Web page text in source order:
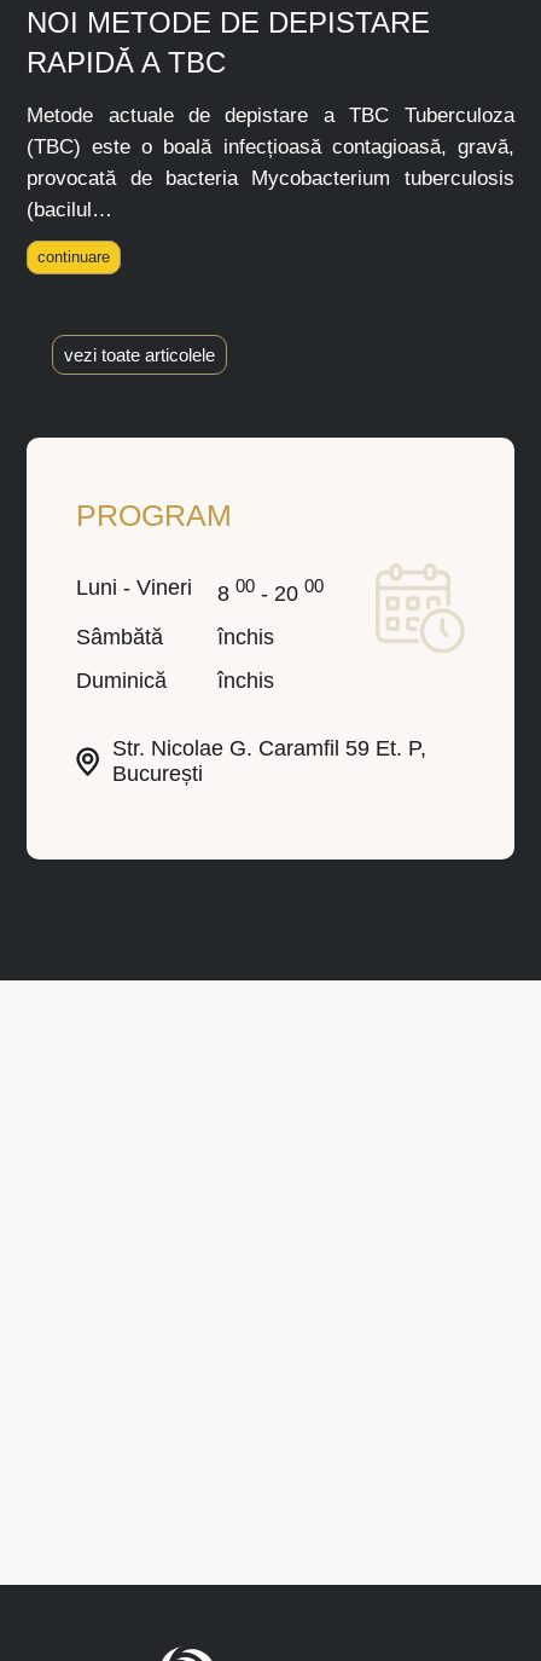
NOI METODE DE DEPISTARE
RAPIDĂ A TBC
Metode actuale de depistare a TBC Tuberculoza
(TBC) este o boală infecțioasă contagioasă, gravă,
provocată de bacteria Mycobacterium tuberculosis
(bacilul…
continuare
vezi toate articolele
PROGRAM
Luni - Vineri 800 - 2000
Sâmbătă
închis
Duminică
închis
Str. Nicolae G. Caramfil 59 Et. P,
București